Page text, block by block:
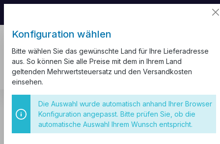
Schaltschränke Zähleranlagen
HAGER ZB33W Zählerschrank
Konfiguration wählen
Bitte wählen Sie das gewünschte Land für Ihre Lieferadresse
aus. So können Sie alle Preise mit dem in Ihrem Land
geltenden Mehrwertsteuersatz und den Versandkosten
einsehen.
Die Auswahl wurde automatisch anhand Ihrer Browser
Konfiguration angepasst. Bitte prüfen Sie, ob die
automatische Auswahl Ihrem Wunsch entspricht.